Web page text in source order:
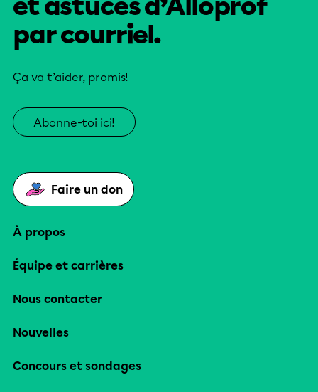
et astuces d’Alloprof
par courriel.
Ça va t’aider, promis!
Abonne-toi ici!
Faire un don
À propos
Équipe et carrières
Nous contacter
Nouvelles
Concours et sondages